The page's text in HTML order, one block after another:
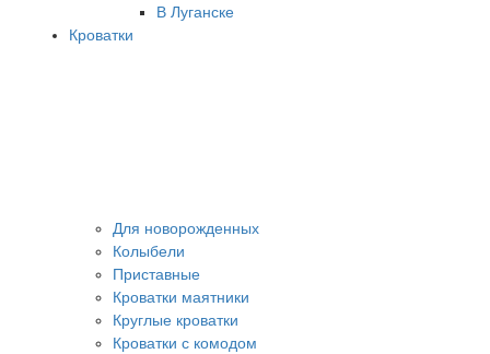
В Луганске
Кроватки
Для новорожденных
Колыбели
Приставные
Кроватки маятники
Круглые кроватки
Кроватки с комодом